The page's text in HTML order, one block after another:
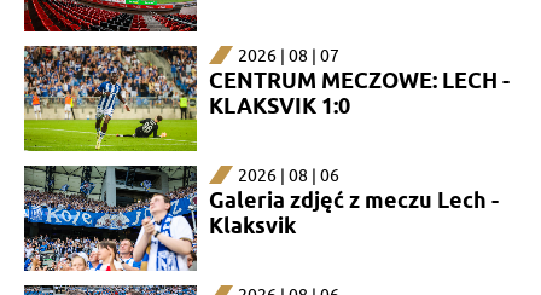
2026 | 08 | 07
CENTRUM MECZOWE: LECH -
KLAKSVIK 1:0
2026 | 08 | 06
Galeria zdjęć z meczu Lech -
Klaksvik